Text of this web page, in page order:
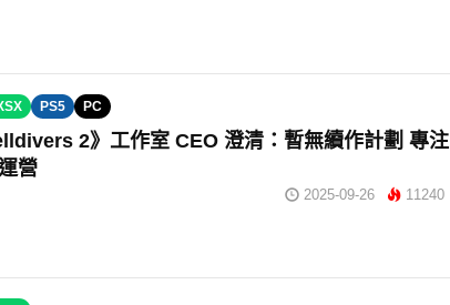
PS5 PC
2》工作室 CEO 澄清：暫無續作計劃 專注
營
2025-09-26 11240